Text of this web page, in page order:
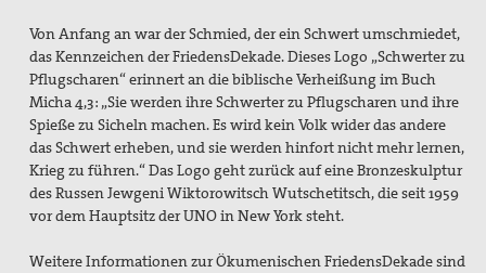
Von Anfang an war der Schmied, der ein Schwert umschmiedet,
das Kennzeichen der FriedensDekade. Dieses Logo „Schwerter zu
Pflugscharen“ erinnert an die biblische Verheißung im Buch
Micha 4,3: „Sie werden ihre Schwerter zu Pflugscharen und ihre
Spieße zu Sicheln machen. Es wird kein Volk wider das andere
das Schwert erheben, und sie werden hinfort nicht mehr lernen,
Krieg zu führen.“ Das Logo geht zurück auf eine Bronzeskulptur
des Russen Jewgeni Wiktorowitsch Wutschetitsch, die seit 1959
vor dem Hauptsitz der UNO in New York steht.
Weitere Informationen zur Ökumenischen FriedensDekade sind